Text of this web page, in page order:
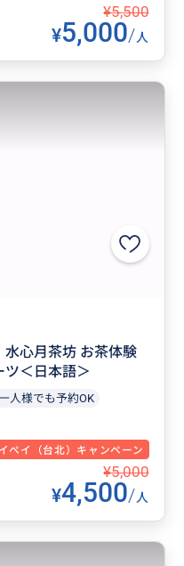
¥5,500
¥5,000/人
水心月茶坊 お茶体験
＜日本語＞
人様でも予約OK
ペイ（台北）キャンペーン
¥5,000
¥4,500/人